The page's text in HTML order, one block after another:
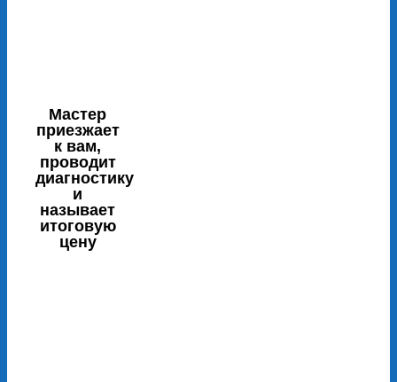
Мастер
приезжает
к вам,
проводит
диагностику
и
называет
итоговую
цену